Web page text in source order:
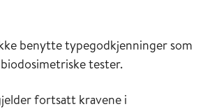
benytte typegodkjenninger som
tester.
fortsatt kravene i